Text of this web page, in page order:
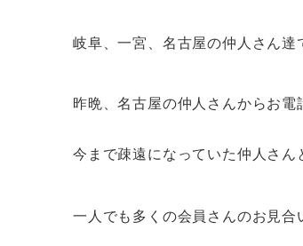
岐阜、一宮、名古屋の仲人さん達
昨晩、名古屋の仲人さんからお
今まで疎遠になっていた仲人さ
一人でも多くの会員さんのお見